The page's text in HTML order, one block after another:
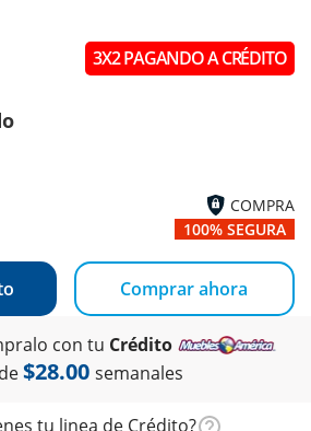
3X2 PAGANDO A CRÉDITO
COMPRA
100% SEGURA
Comprar ahora
con tu Crédito
$28.00 semanales
tu linea de Crédito?